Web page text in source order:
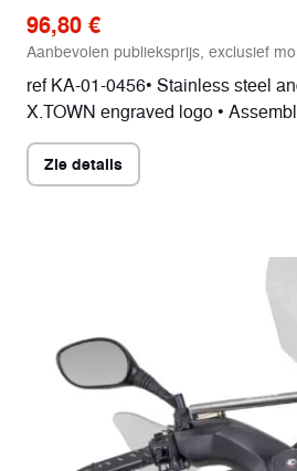
96,80 €
Aanbevolen publieksprijs, exclusief
ref KA-01-0456• Stainless steel
X.TOWN engraved logo •
Zie details